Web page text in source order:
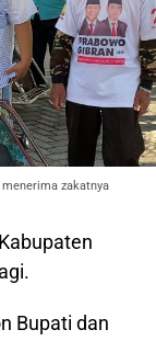
zakatnya
Bupati dan